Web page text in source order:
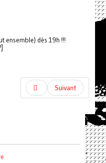
ensemble) dès 19h !!!
Suivant